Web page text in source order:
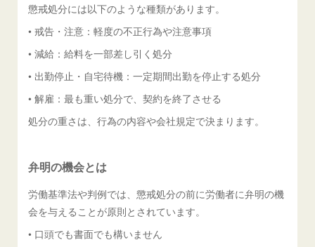
懲戒処分には以下のような種類があります。
• 戒告・注意：軽度の不正行為や注意事項
• 減給：給料を一部差し引く処分
• 出勤停止・自宅待機：一定期間出勤を停止する処分
• 解雇：最も重い処分で、契約を終了させる
処分の重さは、行為の内容や会社規定で決まります。
弁明の機会とは
労働基準法や判例では、懲戒処分の前に労働者に弁明の機
会を与えることが原則とされています。
• 口頭でも書面でも構いません